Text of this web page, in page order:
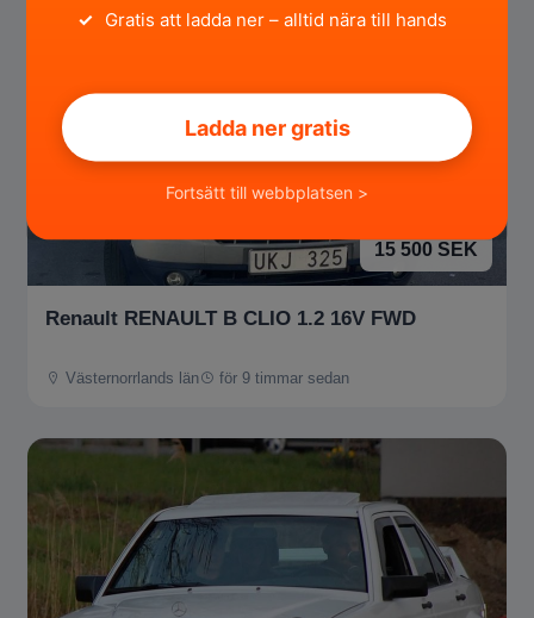
15 500 SEK
Renault RENAULT B CLIO 1.2 16V FWD
Västernorrlands län för 9 timmar sedan
✓ Gratis att ladda ner – alltid nära till hands
Ladda ner gratis
Fortsätt till webbplatsen >